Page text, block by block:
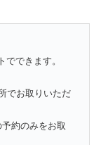
できます。
でお取りいただ
約のみをお取